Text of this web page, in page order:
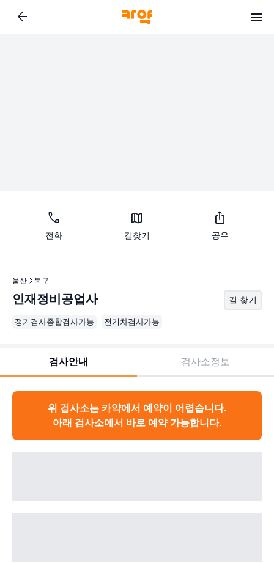
arrow_back
call
전화
map
길찾기
ios_share
공유
울산 북구
인재정비공업사 길 찾기
정기검사종합검사가능 전기차검사가능
검사안내 검사소정보
위 검사소는 카약에서 예약이 어렵습니다.
아래 검사소에서 바로 예약 가능합니다.